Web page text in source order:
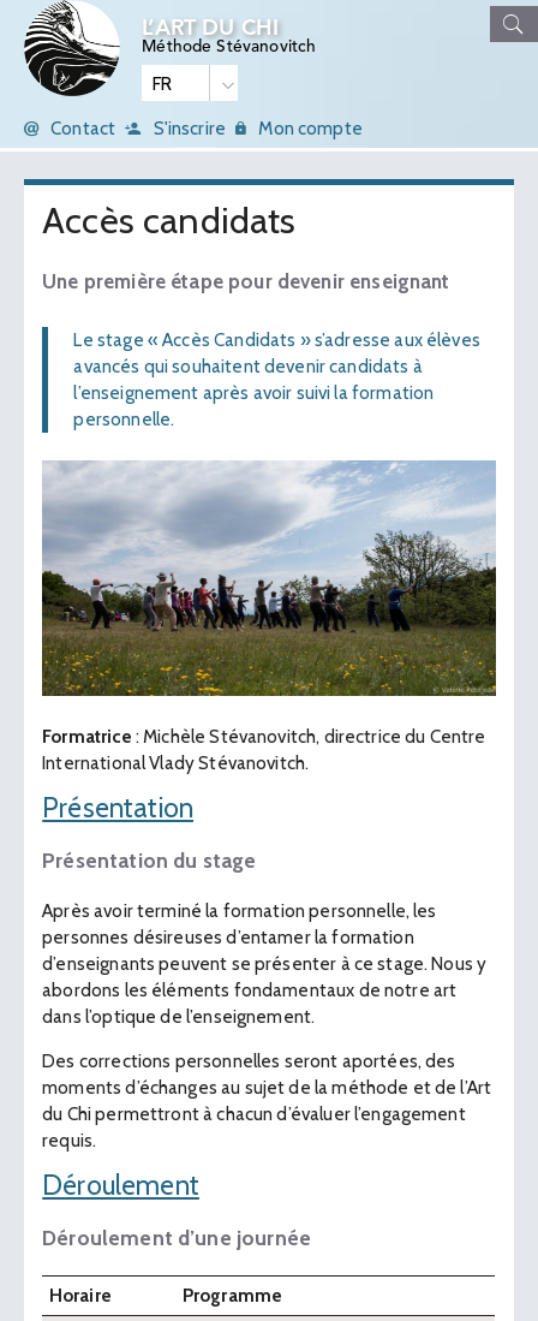
L’ART DU CHI
Méthode Stévanovitch
Contact S'inscrire Mon compte
Accès candidats
Une première étape pour devenir enseignant
Le stage « Accès Candidats » s’adresse aux élèves
avancés qui souhaitent devenir candidats à
l’enseignement après avoir suivi la formation
personnelle.
Formatrice : Michèle Stévanovitch, directrice du Centre
International Vlady Stévanovitch.
Présentation
Présentation du stage
Après avoir terminé la formation personnelle, les
personnes désireuses d’entamer la formation
d’enseignants peuvent se présenter à ce stage. Nous y
abordons les éléments fondamentaux de notre art
dans l’optique de l’enseignement.
Des corrections personnelles seront aportées, des
moments d’échanges au sujet de la méthode et de l’Art
du Chi permettront à chacun d’évaluer l’engagement
requis.
Déroulement
Déroulement d’une journée
Horaire
Programme